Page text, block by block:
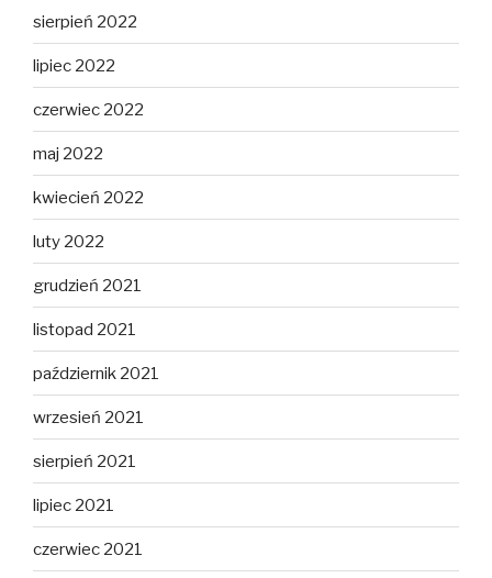
sierpień 2022
lipiec 2022
czerwiec 2022
maj 2022
kwiecień 2022
luty 2022
grudzień 2021
listopad 2021
październik 2021
wrzesień 2021
sierpień 2021
lipiec 2021
czerwiec 2021